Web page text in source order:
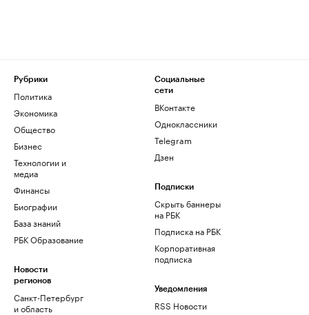
Рубрики
Политика
Экономика
Общество
Бизнес
Технологии и
медиа
Финансы
Биографии
База знаний
РБК Образование
Новости
регионов
Санкт-Петербург
и область
Социальные
сети
ВКонтакте
Одноклассники
Telegram
Дзен
Подписки
Скрыть баннеры
на РБК
Подписка на РБК
Корпоративная
подписка
Уведомления
RSS Новости